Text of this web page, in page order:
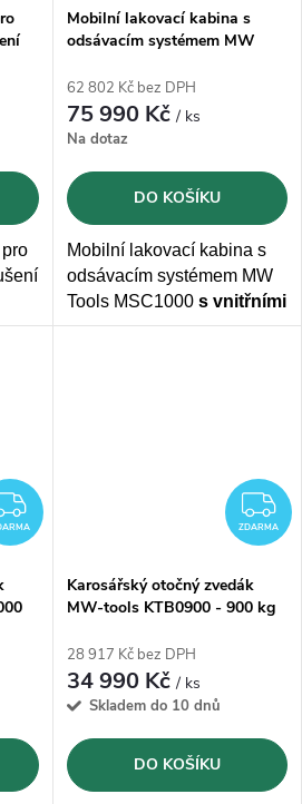
Mobilní lakovací kabina s
odsávacím systémem MW
62 802 Kč bez DPH
75 990 Kč/ ks
Na dotaz
DO KOŠÍKU
Mobilní lakovací kabina s
odsávacím systémem MW
Tools MSC1000 s vnitřními
rozměry 0,9 x 0,9 x 0,9 m.
ZDARMA
ZDARMA
Karosářský otočný zvedák
MW-tools KTB0900 - 900 kg
28 917 Kč bez DPH
34 990 Kč/ ks
Skladem do 10 dnů
DO KOŠÍKU